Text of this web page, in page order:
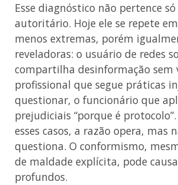
Esse diagnóstico não pertence
autoritário. Hoje ele se repete
menos extremas, porém
reveladoras: o usuário de redes
compartilha desinformação sem
profissional que segue práticas
questionar, o funcionário que
prejudiciais “porque é
esses casos, a razão opera, mas
questiona. O conformismo,
de maldade explícita, pode
profundos.